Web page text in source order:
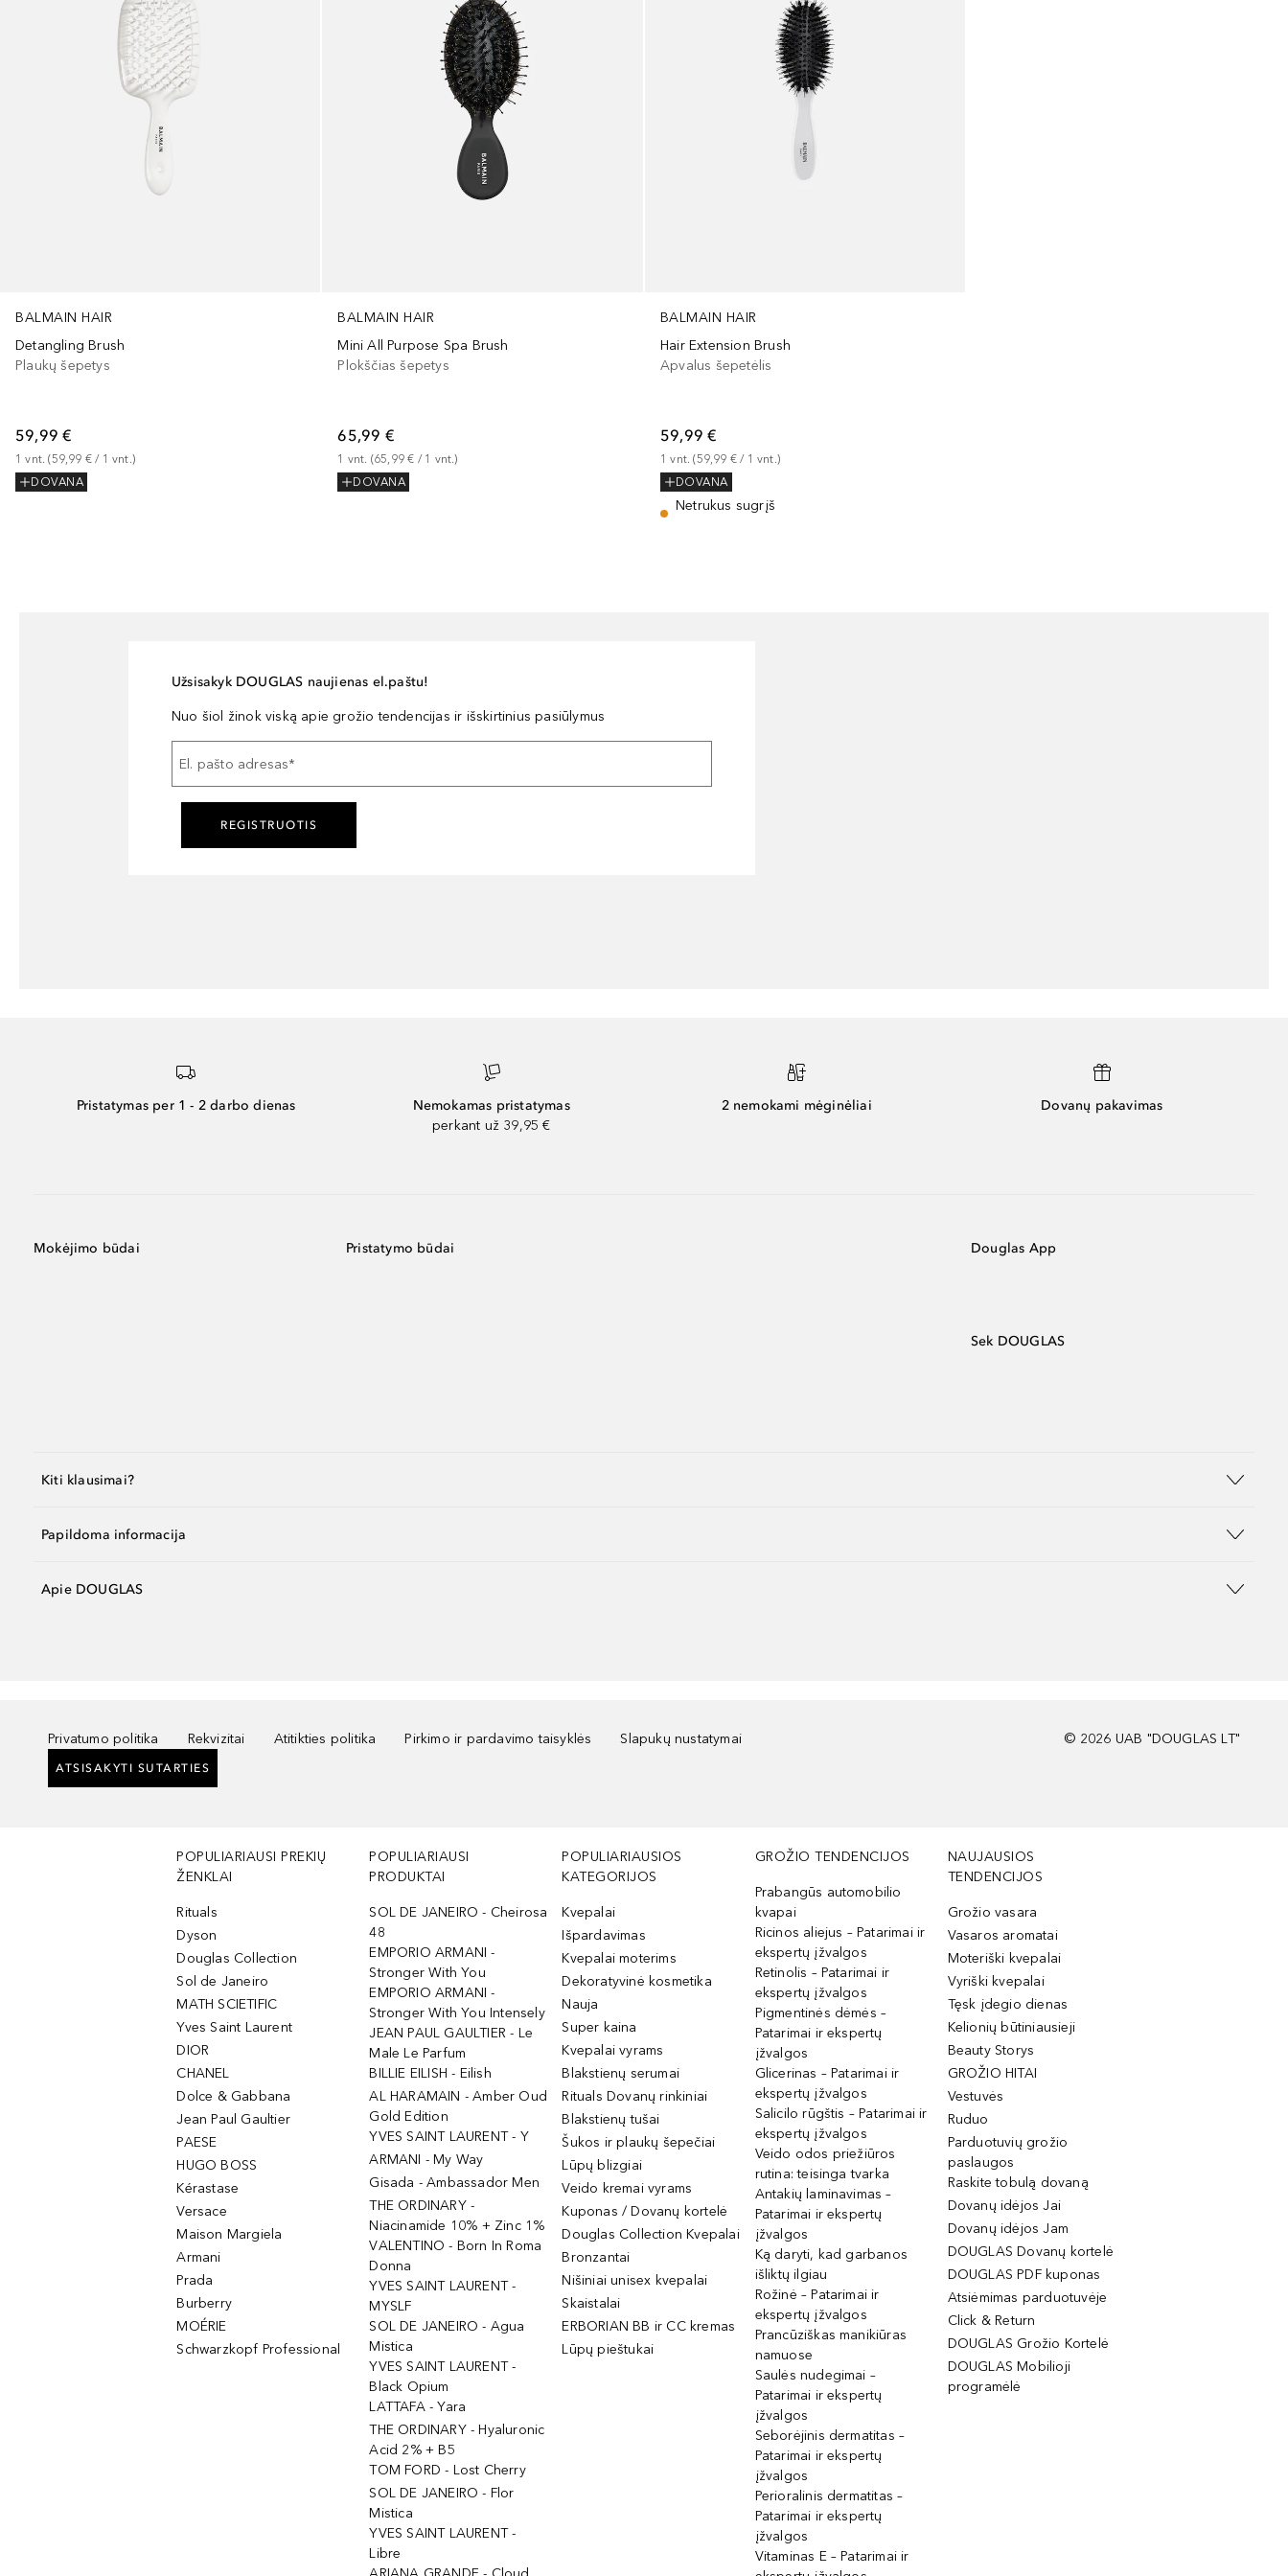
BALMAIN HAIR
Detangling Brush
Plaukų šepetys
59,99 €
1 vnt. (59,99 € / 1 vnt.)
DOVANA
BALMAIN HAIR
Mini All Purpose Spa Brush
Plokščias šepetys
65,99 €
1 vnt. (65,99 € / 1 vnt.)
DOVANA
BALMAIN HAIR
Hair Extension Brush
Apvalus šepetėlis
59,99 €
1 vnt. (59,99 € / 1 vnt.)
DOVANA
Netrukus sugrįš
Užsisakyk DOUGLAS naujienas el.paštu!
Nuo šiol žinok viską apie grožio tendencijas ir išskirtinius pasiūlymus
El. pašto adresas*
REGISTRUOTIS
Pristatymas per 1 - 2 darbo dienas
Nemokamas pristatymas
perkant už 39,95 €
2 nemokami mėginėliai Dovanų pakavimas
Mokėjimo būdai Pristatymo būdai Douglas App
Sek DOUGLAS
Kiti klausimai?
Papildoma informacija
Apie DOUGLAS
Privatumo politika Rekvizitai Atitikties politika Pirkimo ir pardavimo taisyklės Slapukų nustatymai
ATSISAKYTI SUTARTIES
© 2026 UAB "DOUGLAS LT"
POPULIARIAUSI PREKIŲ
ŽENKLAI
Rituals
Dyson
Douglas Collection
Sol de Janeiro
MATH SCIETIFIC
Yves Saint Laurent
DIOR
CHANEL
Dolce & Gabbana
Jean Paul Gaultier
PAESE
HUGO BOSS
Kérastase
Versace
Maison Margiela
Armani
Prada
Burberry
MOÉRIE
Schwarzkopf Professional
POPULIARIAUSI
PRODUKTAI
SOL DE JANEIRO - Cheirosa
48
EMPORIO ARMANI -
Stronger With You
EMPORIO ARMANI -
Stronger With You Intensely
JEAN PAUL GAULTIER - Le
Male Le Parfum
BILLIE EILISH - Eilish
AL HARAMAIN - Amber Oud
Gold Edition
YVES SAINT LAURENT - Y
ARMANI - My Way
Gisada - Ambassador Men
THE ORDINARY -
Niacinamide 10% + Zinc 1%
VALENTINO - Born In Roma
Donna
YVES SAINT LAURENT -
MYSLF
SOL DE JANEIRO - Agua
Mistica
YVES SAINT LAURENT -
Black Opium
LATTAFA - Yara
THE ORDINARY - Hyaluronic
Acid 2% + B5
TOM FORD - Lost Cherry
SOL DE JANEIRO - Flor
Mistica
YVES SAINT LAURENT -
Libre
POPULIARIAUSIOS
KATEGORIJOS
Kvepalai
Išpardavimas
Kvepalai moterims
Dekoratyvinė kosmetika
Nauja
Super kaina
Kvepalai vyrams
Blakstienų serumai
Rituals Dovanų rinkiniai
Blakstienų tušai
Šukos ir plaukų šepečiai
Lūpų blizgiai
Veido kremai vyrams
Kuponas / Dovanų kortelė
Douglas Collection Kvepalai
Bronzantai
Nišiniai unisex kvepalai
Skaistalai
ERBORIAN BB ir CC kremas
Lūpų pieštukai
GROŽIO TENDENCIJOS
Prabangūs automobilio
kvapai
Ricinos aliejus – Patarimai ir
ekspertų įžvalgos
Retinolis – Patarimai ir
ekspertų įžvalgos
Pigmentinės dėmės –
Patarimai ir ekspertų
įžvalgos
Glicerinas – Patarimai ir
ekspertų įžvalgos
Salicilo rūgštis – Patarimai ir
ekspertų įžvalgos
Veido odos priežiūros
rutina: teisinga tvarka
Antakių laminavimas –
Patarimai ir ekspertų
įžvalgos
Ką daryti, kad garbanos
išliktų ilgiau
Rožinė – Patarimai ir
ekspertų įžvalgos
Prancūziškas manikiūras
namuose
Saulės nudegimai –
Patarimai ir ekspertų
įžvalgos
Seborėjinis dermatitas –
Patarimai ir ekspertų
įžvalgos
Perioralinis dermatitas –
Patarimai ir ekspertų
įžvalgos
Vitaminas E – Patarimai ir
NAUJAUSIOS
TENDENCIJOS
Grožio vasara
Vasaros aromatai
Moteriški kvepalai
Vyriški kvepalai
Tęsk įdegio dienas
Kelionių būtiniausieji
Beauty Storys
GROŽIO HITAI
Vestuvės
Ruduo
Parduotuvių grožio
paslaugos
Raskite tobulą dovaną
Dovanų idėjos Jai
Dovanų idėjos Jam
DOUGLAS Dovanų kortelė
DOUGLAS PDF kuponas
Atsiėmimas parduotuvėje
Click & Return
DOUGLAS Grožio Kortelė
DOUGLAS Mobilioji
programėlė